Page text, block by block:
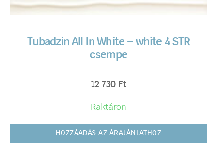
Tubadzin All In White – white 4 STR
csempe
12 730 Ft
Raktáron
HOZZÁADÁS AZ ÁRAJÁNLATHOZ